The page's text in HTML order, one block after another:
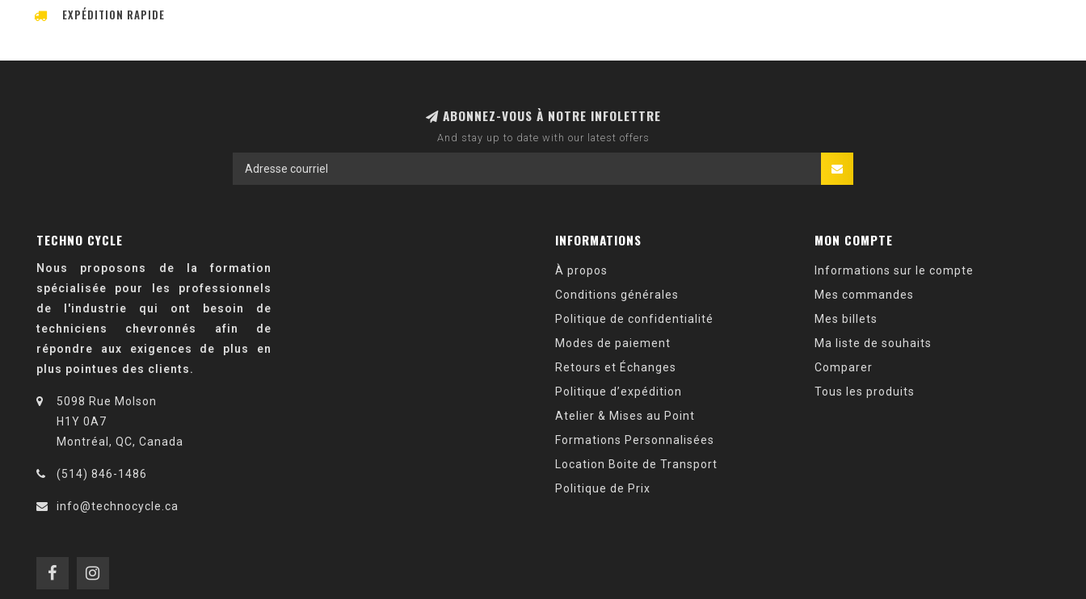
EXPÉDITION RAPIDE
ABONNEZ-VOUS À NOTRE INFOLETTRE
And stay up to date with our latest offers
TECHNO CYCLE
Nous proposons de la formation
spécialisée pour les professionnels
de l'industrie qui ont besoin de
techniciens chevronnés afin de
répondre aux exigences de plus en
plus pointues des clients.
5098 Rue Molson
H1Y 0A7
Montréal, QC, Canada
(514) 846-1486
info@technocycle.ca
INFORMATIONS
À propos
Conditions générales
Politique de confidentialité
Modes de paiement
Retours et Échanges
Politique d’expédition
Atelier & Mises au Point
Formations Personnalisées
Location Boite de Transport
Politique de Prix
MON COMPTE
Informations sur le compte
Mes commandes
Mes billets
Ma liste de souhaits
Comparer
Tous les produits